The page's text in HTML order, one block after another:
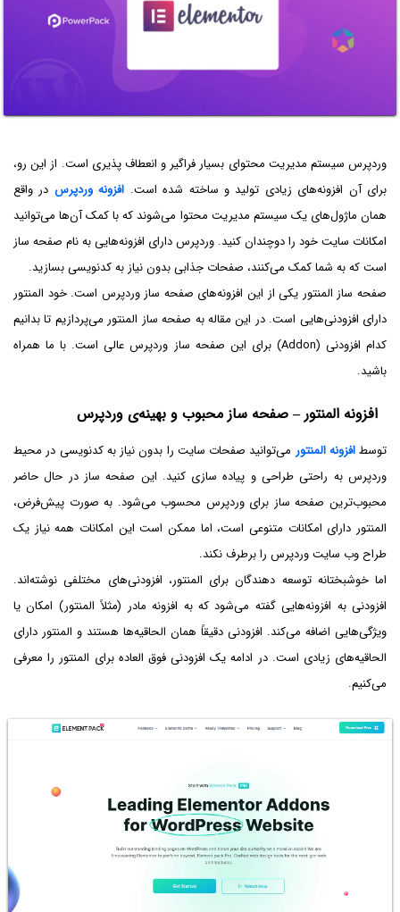
وردپرس سیستم مدیریت محتوای بسیار فراگیر و انعطاف پذیری است. از این رو،
برای آن افزونه‌های زیادی تولید و ساخته شده است. افزونه وردپرس در واقع
همان ماژول‌های یک سیستم مدیریت محتوا می‌شوند که با کمک آن‌ها می‌توانید
امکانات سایت خود را دوچندان کنید. وردپرس دارای افزونه‌هایی به نام صفحه ساز
است که به شما کمک می‌کنند، صفحات جذابی بدون نیاز به کدنویسی بسازید.
صفحه ساز المنتور یکی از این افزونه‌های صفحه ساز وردپرس است. خود المنتور
دارای افزودنی‌هایی است. در این مقاله به صفحه ساز المنتور می‌پردازیم تا بدانیم
کدام افزودنی (Addon) برای این صفحه ساز وردپرس عالی است. با ما همراه
باشید.
افزونه المنتور – صفحه ساز محبوب و بهینه‌ی وردپرس
توسطافزونه المنتور می‌توانید صفحات سایت را بدون نیاز به کدنویسی در محیط
وردپرس به راحتی طراحی و پیاده سازی کنید. این صفحه ساز در حال حاضر
محبوب‌ترین صفحه ساز برای وردپرس محسوب می‌شود. به صورت پیش‌فرض،
المنتور دارای امکانات متنوعی است، اما ممکن است این امکانات همه نیاز یک
طراح وب سایت وردپرس را برطرف نکند.
اما خوشبختانه توسعه دهندگان برای المنتور، افزودنی‌های مختلفی نوشته‌اند.
افزودنی به افزونه‌هایی گفته می‌شود که به افزونه مادر (مثلاً المنتور) امکان یا
ویژگی‌هایی اضافه می‌کند. افزودنی دقیقاً همان الحاقیه‌ها هستند و المنتور دارای
الحاقیه‌های زیادی است. در ادامه یک افزودنی فوق العاده برای المنتور را معرفی
می‌کنیم.